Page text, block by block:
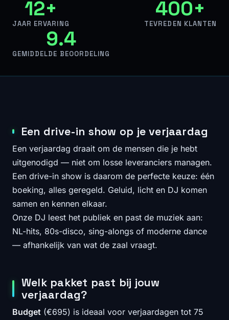
12+
JAAR ERVARING
400+
TEVREDEN KLANTEN
9.4
GEMIDDELDE BEOORDELING
Een drive-in show op je verjaardag
Een verjaardag draait om de mensen die je hebt
uitgenodigd — niet om losse leveranciers managen.
Een drive-in show is daarom de perfecte keuze: één
boeking, alles geregeld. Geluid, licht en DJ komen
samen en kennen elkaar.
Onze DJ leest het publiek en past de muziek aan:
NL-hits, 80s-disco, sing-alongs of moderne dance
— afhankelijk van wat de zaal vraagt.
Welk pakket past bij jouw
verjaardag?
Budget (€695) is ideaal voor verjaardagen tot 75